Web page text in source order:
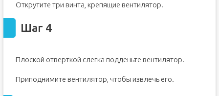
Открутите три винта, крепящие вентилятор.
Шаг 4
Плоской отверткой слегка подденьте вентилятор.
Приподнимите вентилятор, чтобы извлечь его.